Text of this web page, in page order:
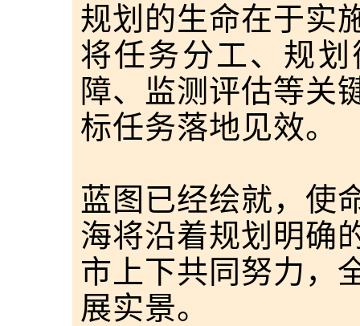
规划的生命在于实
将任务分工、规
障、监测评估等关
标任务落地见效。
蓝图已经绘就，使
海将沿着规划明确
市上下共同努力，
展实景。